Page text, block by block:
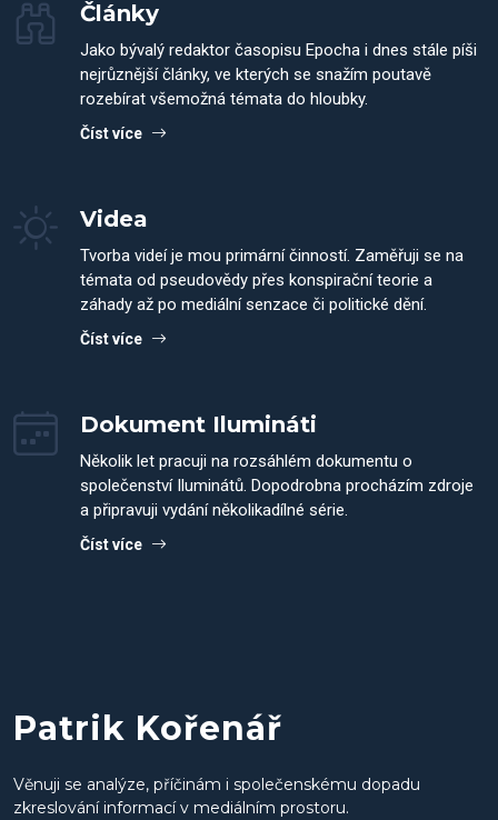
Články
Jako bývalý redaktor časopisu Epocha i dnes stále píši
nejrůznější články, ve kterých se snažím poutavě
rozebírat všemožná témata do hloubky.
Číst více
Videa
Tvorba videí je mou primární činností. Zaměřuji se na
témata od pseudovědy přes konspirační teorie a
záhady až po mediální senzace či politické dění.
Číst více
Dokument Ilumináti
Několik let pracuji na rozsáhlém dokumentu o
společenství Iluminátů. Dopodrobna procházím zdroje
a připravuji vydání několikadílné série.
Číst více
Patrik Kořenář
Věnuji se analýze, příčinám i společenskému dopadu
zkreslování informací v mediálním prostoru.